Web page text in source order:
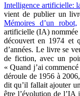
Intelligence artificielle:
vient de publier un
Mémoires d’un robot,
artificielle (IA) nommée
découvert en 1974 et
d’années. Le livre se
de fiction, avec un
« Quand j’ai
déroule de 1956 à
dit qu’il fallait ajouter
être l’évolution de l’IA